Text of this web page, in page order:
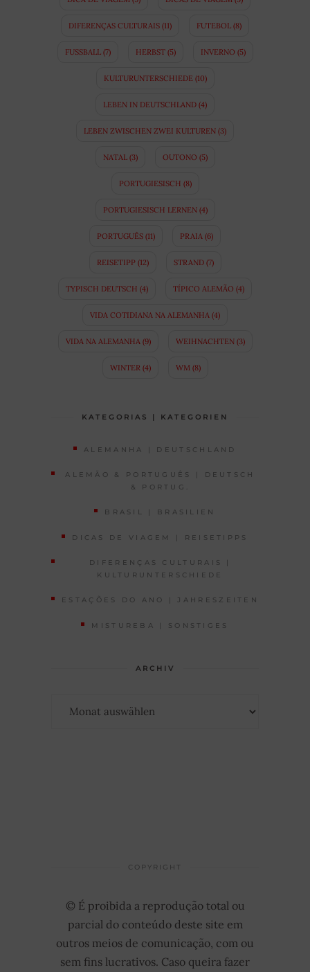
DIFERENÇAS CULTURAIS (11) FUTEBOL (8)
FUSSBALL (7) HERBST(5) INVERNO (5)
KULTURUNTERSCHIEDE(10)
LEBEN IN DEUTSCHLAND (4)
LEBEN ZWISCHEN ZWEI KULTUREN (3)
NATAL(3) OUTONO (5)
PORTUGIESISCH (8)
PORTUGIESISCH LERNEN(4)
PORTUGUÊS (11) PRAIA (6)
REISETIPP(12) STRAND(7)
TYPISCH DEUTSCH (4) TÍPICO ALEMÃO (4)
VIDA COTIDIANA NA ALEMANHA (4)
VIDA NA ALEMANHA(9) WEIHNACHTEN(3)
WINTER(4) WM(8)
KATEGORIAS | KATEGORIEN
ALEMANHA | DEUTSCHLAND
ALEMÃO & PORTUGUÊS | DEUTSCH
& PORTUG.
BRASIL | BRASILIEN
DICAS DE VIAGEM | REISETIPPS
DIFERENÇAS CULTURAIS |
KULTURUNTERSCHIEDE
ESTAÇÕES DO ANO | JAHRESZEITEN
MISTUREBA | SONSTIGES
ARCHIV
COPYRIGHT
© É proibida a reprodução total ou
parcial do conteúdo deste site em
outros meios de comunicação, com ou
sem fins lucrativos. Caso queira fazer